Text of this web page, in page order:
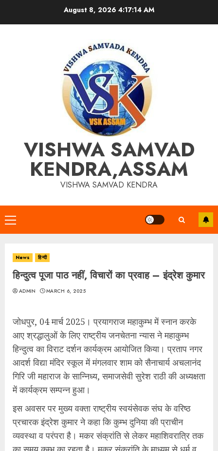
August 8, 2026 4:17:15 AM
VISHWA SAMVAD
KENDRA,ASSAM
VISHWA SAMVAD KENDRA
Primary
Menu
News हिन्दी
हिन्दुत्व पूजा पाठ नहीं, विचारों का प्रवाह – इंद्रेश कुमार
ADMIN MARCH 6, 2025
जोधपुर, 04 मार्च 2025। प्रयागराज महाकुम्भ में स्नान करके
आए श्रद्धालुओं के लिए राष्ट्रीय जनचेतना न्यास ने महाकुम्भ
हिन्दुत्व का विराट दर्शन कार्यक्रम आयोजित किया। प्रताप नगर
आदर्श विद्या मंदिर स्कूल में मंगलवार शाम को सैनाचार्य अचलानंद
गिरि जी महाराज के सान्निध्य, समाजसेवी सुरेश राठी की अध्यक्षता
में कार्यक्रम सम्पन्न हुआ।
इस अवसर पर मुख्य वक्ता राष्ट्रीय स्वयंसेवक संघ के वरिष्ठ
प्रचारक इंद्रेश कुमार ने कहा कि कुम्भ दुनिया की प्राचीन
व्यवस्था व परंपरा है। मकर संक्रांति से लेकर महाशिवरात्रि तक